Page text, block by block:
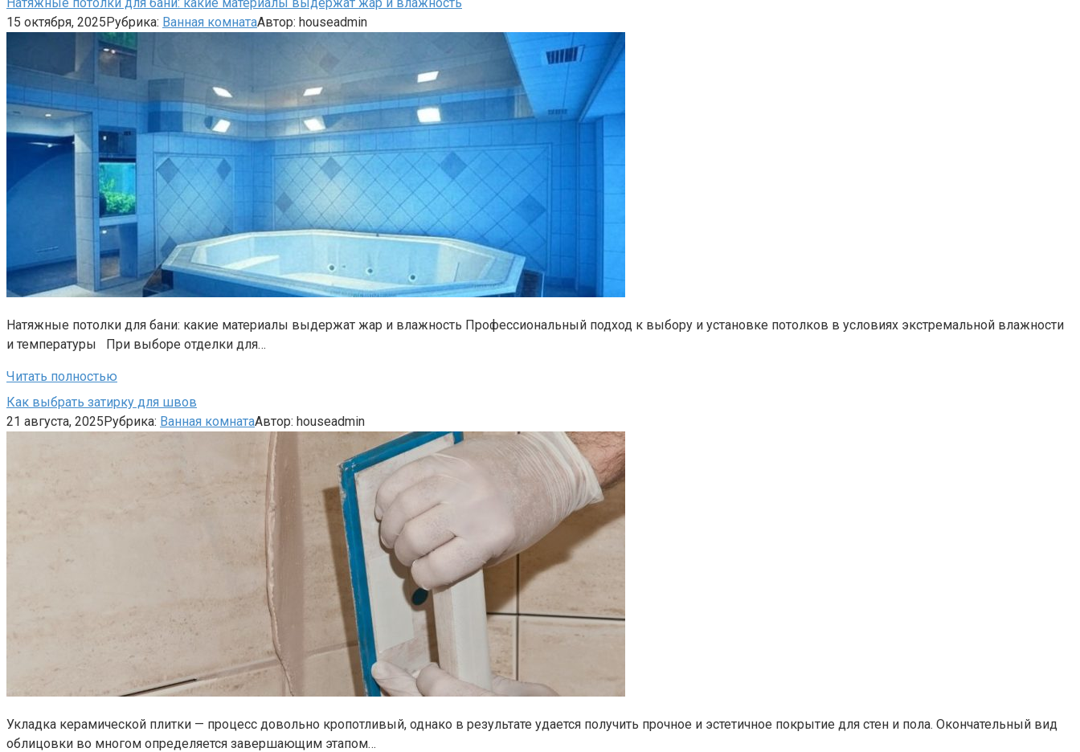
15 октября, 2025Рубрика: Ванная комнатаАвтор: houseadmin
Натяжные потолки для бани: какие материалы выдержат жар и влажность Профессиональный подход к выбору и установке потолков в условиях экстремальной влажности
и температуры При выборе отделки для…
Читать полностью
Как выбрать затирку для швов
21 августа, 2025Рубрика: Ванная комнатаАвтор: houseadmin
Укладка керамической плитки — процесс довольно кропотливый, однако в результате удается получить прочное и эстетичное покрытие для стен и пола. Окончательный вид
облицовки во многом определяется завершающим этапом…